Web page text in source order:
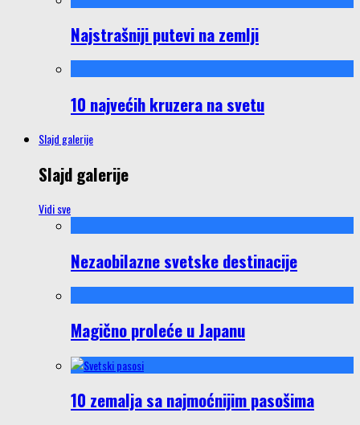
Najstrašniji putevi na zemlji
10 najvećih kruzera na svetu
Slajd galerije
Slajd galerije
Vidi sve
Nezaobilazne svetske destinacije
Magično proleće u Japanu
10 zemalja sa najmoćnijim pasošima